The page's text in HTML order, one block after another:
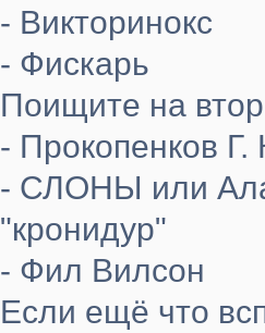
- Викторинокс
- Фискарь
Поищите на
- Прокопенков Г.
- СЛОНЫ или
"кронидур"
- Фил Вилсон
Если ещё что